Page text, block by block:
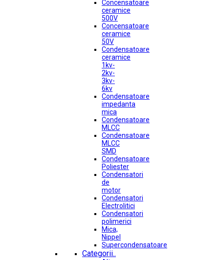
Concensatoare
ceramice
500V
Concensatoare
ceramice
50V
Condensatoare
ceramice
1kv-
2kv-
3kv-
6kv
Condensatoare
impedanta
mica
Condensatoare
MLCC
Condensatoare
MLCC
SMD
Condensatoare
Poliester
Condensatori
de
motor
Condensatori
Electrolitici
Condensatori
polimerici
Mica,
Nippel
Supercondensatoare
Categorii..